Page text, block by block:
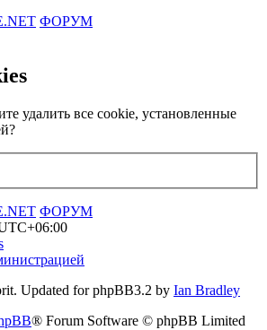
ФОРУМ
удалить все cookie, установленные
ФОРУМ
Updated for phpBB3.2 by Ian Bradley
® Forum Software © phpBB Limited